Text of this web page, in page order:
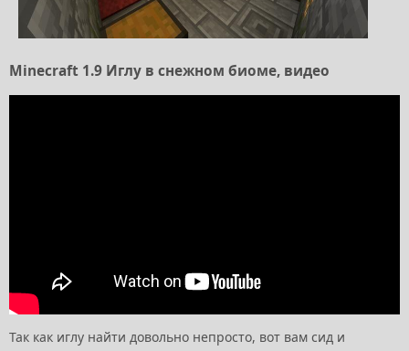
Minecraft 1.9 Иглу в снежном биоме, видео
Так как иглу найти довольно непросто, вот вам сид и